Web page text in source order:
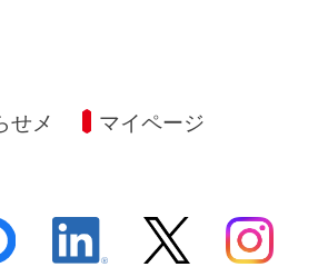
せメ
マイページ